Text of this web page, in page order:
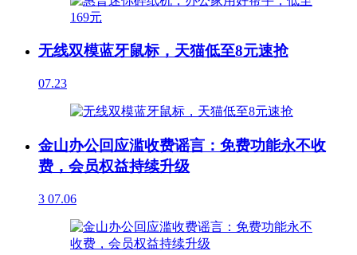
无线双模蓝牙鼠标，天猫低至8元速抢
07.23
金山办公回应滥收费谣言：免费功能永不收
费，会员权益持续升级
3 07.06